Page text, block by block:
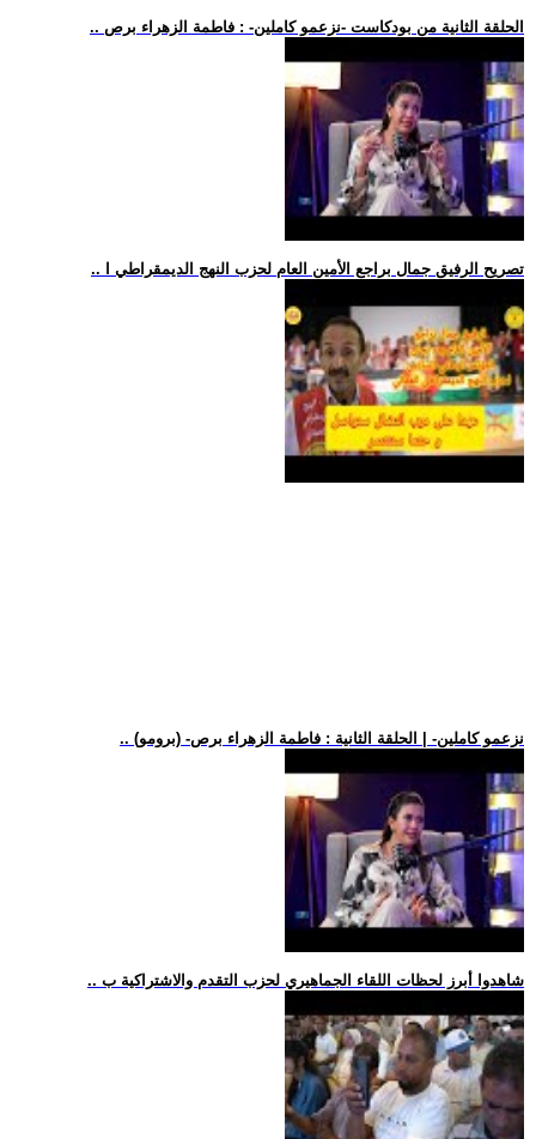
.. الحلقة الثانية من بودكاست -نزعمو كاملين- : فاطمة الزهراء برص
.. تصريح الرفيق جمال براجع الأمين العام لحزب النهج الديمقراطي ا
.. (برومو) -نزعمو كاملين- | الحلقة الثانية : فاطمة الزهراء برص
.. شاهدوا أبرز لحظات اللقاء الجماهيري لحزب التقدم والاشتراكية ب